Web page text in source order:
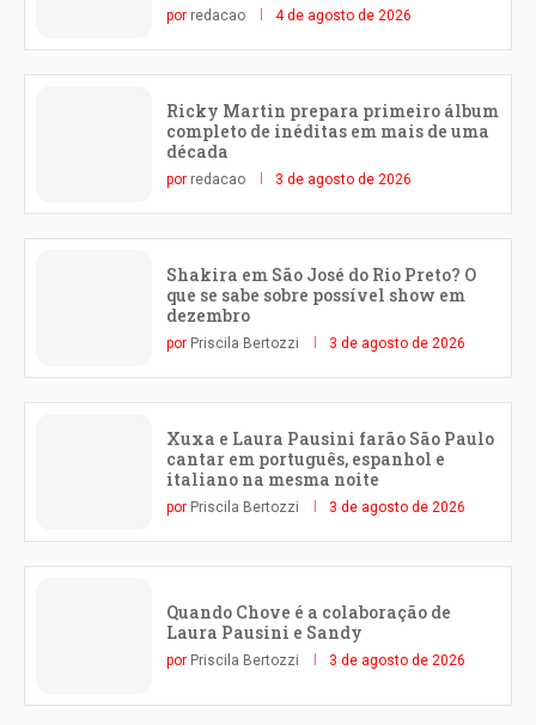
por redacao 4 de agosto de 2026
Ricky Martin prepara primeiro álbum
completo de inéditas em mais de uma
década
por redacao 3 de agosto de 2026
Shakira em São José do Rio Preto? O
que se sabe sobre possível show em
dezembro
por Priscila Bertozzi 3 de agosto de 2026
Xuxa e Laura Pausini farão São Paulo
cantar em português, espanhol e
italiano na mesma noite
por Priscila Bertozzi 3 de agosto de 2026
Quando Chove é a colaboração de
Laura Pausini e Sandy
por Priscila Bertozzi 3 de agosto de 2026